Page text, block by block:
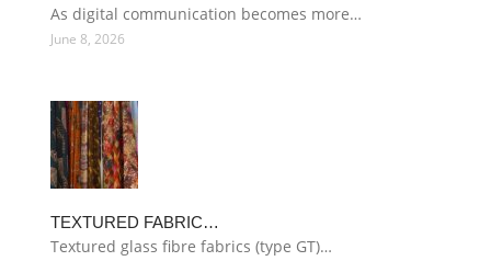
As digital communication becomes more…
June 8, 2026
TEXTURED FABRIC…
Textured glass fibre fabrics (type GT)…